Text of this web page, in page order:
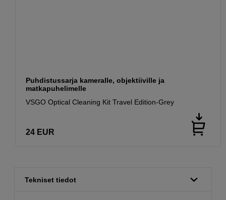
Puhdistussarja kameralle, objektiiville ja
matkapuhelimelle
VSGO Optical Cleaning Kit Travel Edition-Grey
24 EUR
Tekniset tiedot